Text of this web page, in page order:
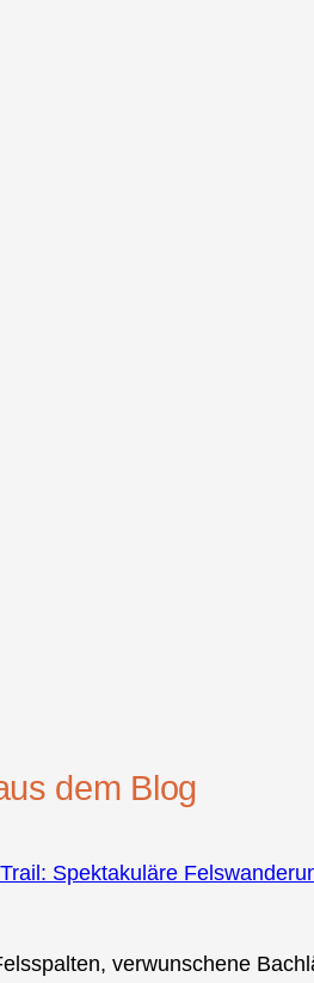
dem Blog
Spektakuläre
verwunschene